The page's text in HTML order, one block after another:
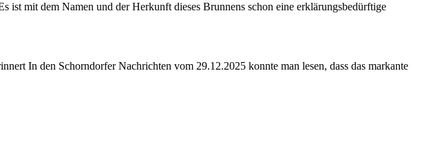
ist mit dem Namen und der Herkunft dieses Brunnens schon eine erklärungsbedürftige
In den Schorndorfer Nachrichten vom 29.12.2025 konnte man lesen, dass das markante